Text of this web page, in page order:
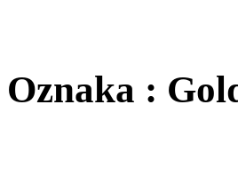
Oznaka :